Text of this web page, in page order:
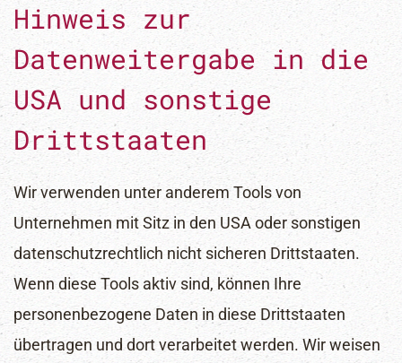
Hinweis zur
Datenweitergabe in die
USA und sonstige
Drittstaaten
Wir verwenden unter anderem Tools von
Unternehmen mit Sitz in den USA oder sonstigen
datenschutzrechtlich nicht sicheren Drittstaaten.
Wenn diese Tools aktiv sind, können Ihre
personenbezogene Daten in diese Drittstaaten
übertragen und dort verarbeitet werden. Wir weisen